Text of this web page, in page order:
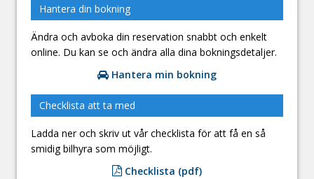
Hantera din bokning
Ändra och avboka din reservation snabbt och enkelt
online. Du kan se och ändra alla dina bokningsdetaljer.
Hantera min bokning
Checklista att ta med
Ladda ner och skriv ut vår checklista för att få en så
smidig bilhyra som möjligt.
Checklista (pdf)